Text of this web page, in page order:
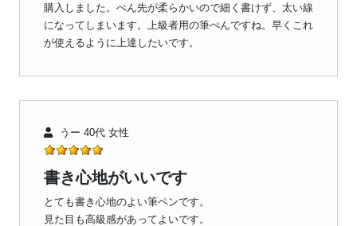
購入しました。ぺん先が柔らかいので細く書けず、太い線
になってしまいます。上級者用の筆ぺんですね。早くこれ
が使えるように上達したいです。
うー 40代 女性
書き心地がいいです
とても書き心地のよい筆ペンです。
見た目も高級感があってよいです。